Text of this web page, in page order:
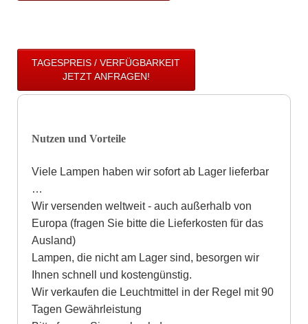
TAGESPREIS / VERFÜGBARKEIT
JETZT ANFRAGEN!
Nutzen und Vorteile
Viele Lampen haben wir sofort ab Lager lieferbar
…
Wir versenden weltweit - auch außerhalb von
Europa (fragen Sie bitte die Lieferkosten für das
Ausland)
Lampen, die nicht am Lager sind, besorgen wir
Ihnen schnell und kostengünstig.
Wir verkaufen die Leuchtmittel in der Regel mit 90
Tagen Gewährleistung